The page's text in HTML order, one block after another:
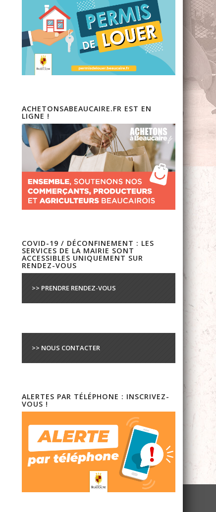
ACHETONSABEAUCAIRE.FR EST EN
LIGNE !
COVID-19 / DÉCONFINEMENT : LES
SERVICES DE LA MAIRIE SONT
ACCESSIBLES UNIQUEMENT SUR
RENDEZ-VOUS
>> PRENDRE RENDEZ-VOUS
>> NOUS CONTACTER
ALERTES PAR TÉLÉPHONE : INSCRIVEZ-
VOUS !